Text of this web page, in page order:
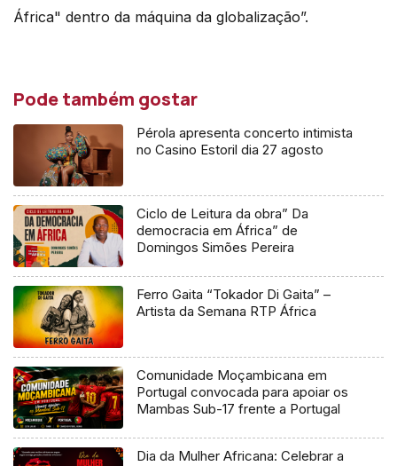
África" dentro da máquina da globalização”.
Pode também gostar
Pérola apresenta concerto intimista
no Casino Estoril dia 27 agosto
Ciclo de Leitura da obra” Da
democracia em África” de
Domingos Simões Pereira
Ferro Gaita “Tokador Di Gaita” –
Artista da Semana RTP África
Comunidade Moçambicana em
Portugal convocada para apoiar os
Mambas Sub-17 frente a Portugal
Dia da Mulher Africana: Celebrar a